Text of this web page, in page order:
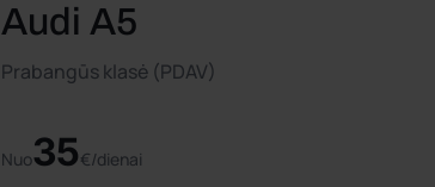
Audi A5
Prabangūs klasė (PDAV)
Nuo35€/dienai